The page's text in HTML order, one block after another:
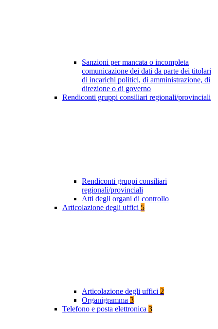
Sanzioni per mancata o incompleta
comunicazione dei dati da parte dei titolari
di incarichi politici, di amministrazione, di
direzione o di governo
Rendiconti gruppi consiliari regionali/provinciali
Rendiconti gruppi consiliari
regionali/provinciali
Atti degli organi di controllo
Articolazione degli uffici 5
Articolazione degli uffici 2
Organigramma 3
Telefono e posta elettronica 3